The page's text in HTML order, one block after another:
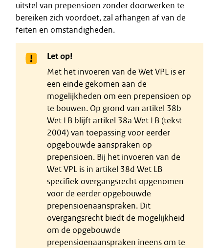
uitstel van prepensioen zonder doorwerken te
bereiken zich voordoet, zal afhangen af van de
feiten en omstandigheden.
Let op!
Met het invoeren van de Wet VPL is er
een einde gekomen aan de
mogelijkheden om een prepensioen op
te bouwen. Op grond van artikel 38b
Wet LB blijft artikel 38a Wet LB (tekst
2004) van toepassing voor eerder
opgebouwde aanspraken op
prepensioen. Bij het invoeren van de
Wet VPL is in artikel 38d Wet LB
specifiek overgangsrecht opgenomen
voor de eerder opgebouwde
prepensioenaanspraken. Dit
overgangsrecht biedt de mogelijkheid
om de opgebouwde
prepensioenaanspraken ineens om te